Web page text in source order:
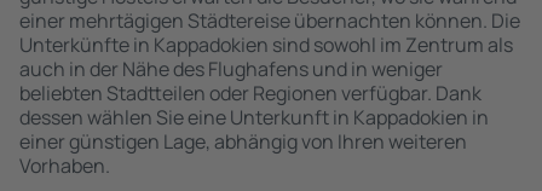
einer mehrtägigen Städtereise übernachten können. Die
Unterkünfte in Kappadokien sind sowohl im Zentrum als
auch in der Nähe des Flughafens und in weniger
beliebten Stadtteilen oder Regionen verfügbar. Dank
dessen wählen Sie eine Unterkunft in Kappadokien in
einer günstigen Lage, abhängig von Ihren weiteren
Vorhaben.